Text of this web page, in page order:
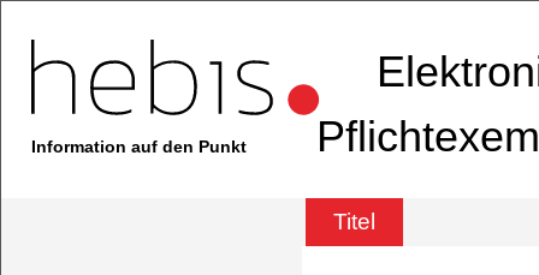
Information auf den Punkt
Titel